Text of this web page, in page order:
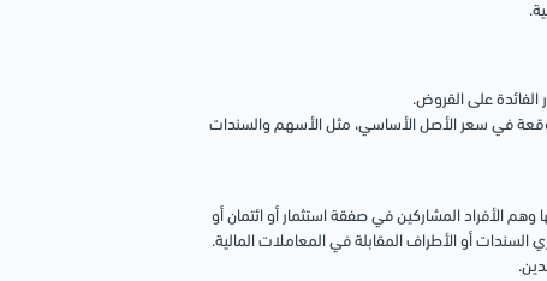
الفائدة على القروض.
في سعر الأصل الأساسي، مثل الأسهم والسندات
وهم الأفراد المشاركين في صفقة استثمار أو ائتمان أو
أو الأطراف المقابلة في المعاملات المالية.